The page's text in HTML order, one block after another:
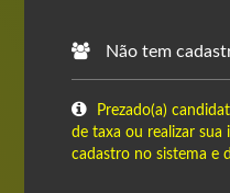
Não tem
Prezado(a)
de taxa ou realizar sua
cadastro no sistema e